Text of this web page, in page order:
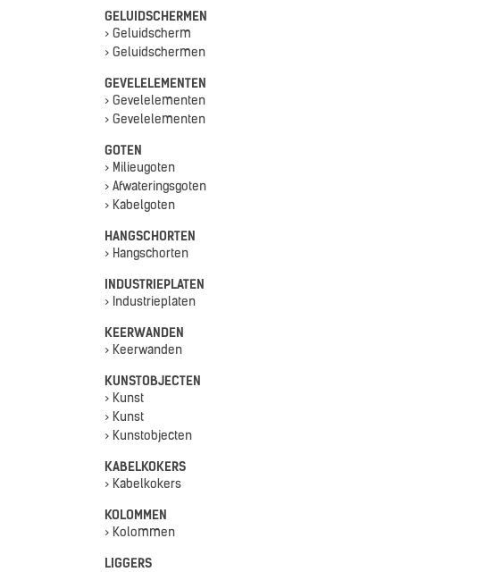
GELUIDSCHERMEN
> Geluidscherm
> Geluidschermen
GEVELELEMENTEN
> Gevelelementen
> Gevelelementen
GOTEN
> Milieugoten
> Afwateringsgoten
> Kabelgoten
HANGSCHORTEN
> Hangschorten
INDUSTRIEPLATEN
> Industrieplaten
KEERWANDEN
> Keerwanden
KUNSTOBJECTEN
> Kunst
> Kunst
> Kunstobjecten
KABELKOKERS
> Kabelkokers
KOLOMMEN
> Kolommen
LIGGERS